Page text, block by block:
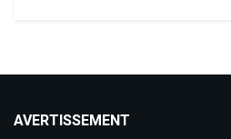
AVERTISSEMENT